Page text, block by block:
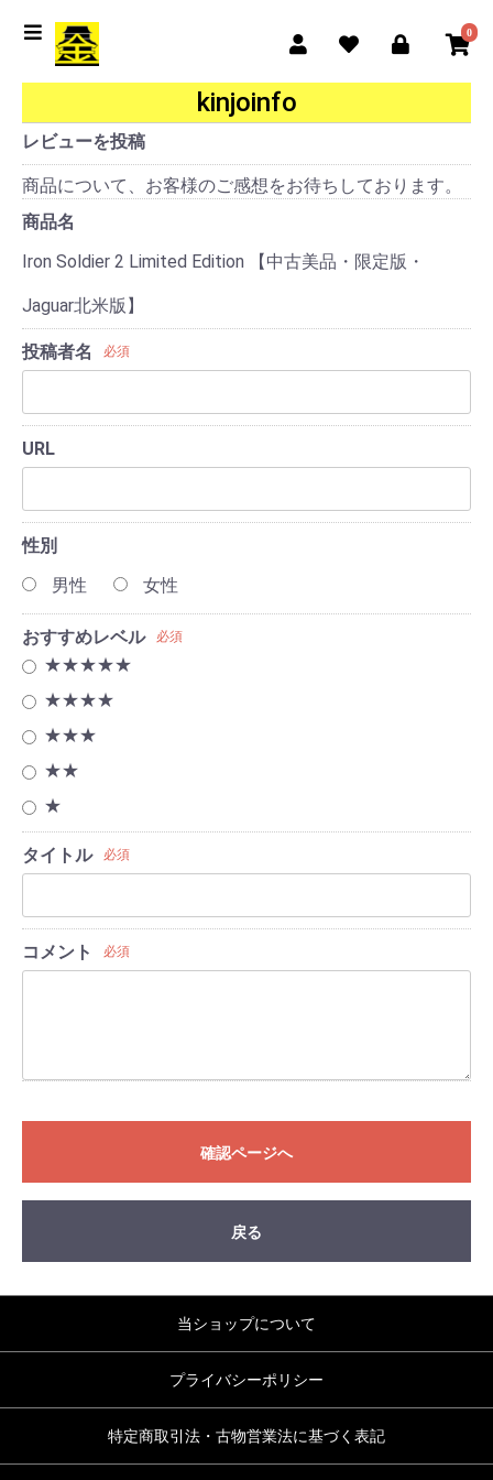
0
kinjoinfo
レビューを投稿
商品について、お客様のご感想をお待ちしております。
商品名
Iron Soldier 2 Limited Edition 【中古美品・限定版・
Jaguar北米版】
投稿者名 必須
URL
性別
男性
女性
おすすめレベル 必須
★★★★★
★★★★
★★★
★★
★
タイトル 必須
コメント 必須
確認ページへ
戻る
当ショップについて
プライバシーポリシー
特定商取引法・古物営業法に基づく表記